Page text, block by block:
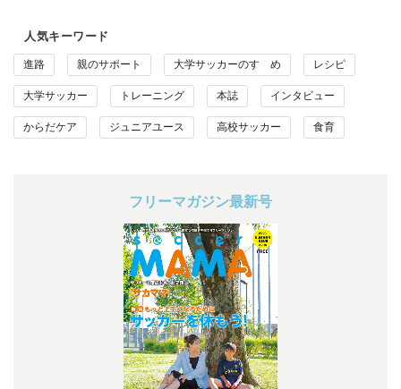
人気キーワード
進路 親のサポート 大学サッカーのすゝめ レシピ
大学サッカー トレーニング 本誌 インタビュー
からだケア ジュニアユース 高校サッカー 食育
フリーマガジン最新号